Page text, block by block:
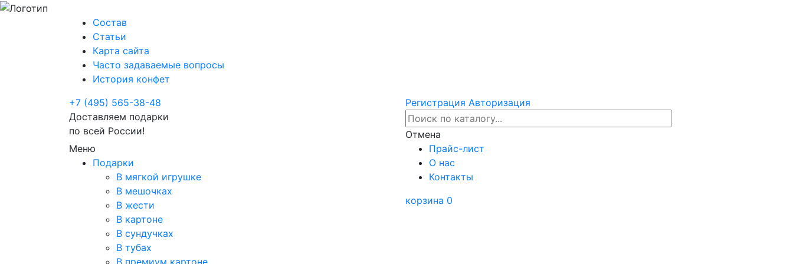
Состав
Статьи
Карта сайта
Часто задаваемые вопросы
История конфет
+7 (495) 565-38-48
Доставляем подарки
по всей России!
Регистрация Авторизация
Отмена
Меню
Подарки
В мягкой игрушке
В мешочках
В жести
В картоне
В сундучках
В тубах
В премиум картоне
Прайс-лист
О нас
Контакты
корзина 0